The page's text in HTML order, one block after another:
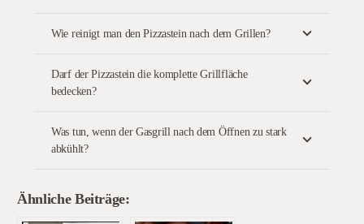
Wie reinigt man den Pizzastein nach dem Grillen?
Darf der Pizzastein die komplette Grillfläche
bedecken?
Was tun, wenn der Gasgrill nach dem Öffnen zu stark
abkühlt?
Ähnliche Beiträge: